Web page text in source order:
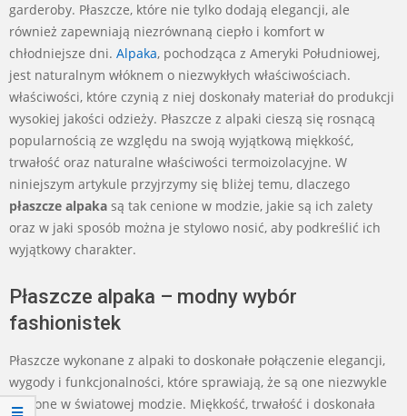
garderoby. Płaszcze, które nie tylko dodają elegancji, ale
również zapewniają niezrównaną ciepło i komfort w
chłodniejsze dni. Alpaka, pochodząca z Ameryki Południowej,
jest naturalnym włóknem o niezwykłych właściwościach.
właściwości, które czynią z niej doskonały materiał do produkcji
wysokiej jakości odzieży. Płaszcze z alpaki cieszą się rosnącą
popularnością ze względu na swoją wyjątkową miękkość,
trwałość oraz naturalne właściwości termoizolacyjne. W
niniejszym artykule przyjrzymy się bliżej temu, dlaczego
płaszcze alpaka są tak cenione w modzie, jakie są ich zalety
oraz w jaki sposób można je stylowo nosić, aby podkreślić ich
wyjątkowy charakter.
Płaszcze alpaka – modny wybór
fashionistek
Płaszcze wykonane z alpaki to doskonałe połączenie elegancji,
wygody i funkcjonalności, które sprawiają, że są one niezwykle
cenione w światowej modzie. Miękkość, trwałość i doskonała